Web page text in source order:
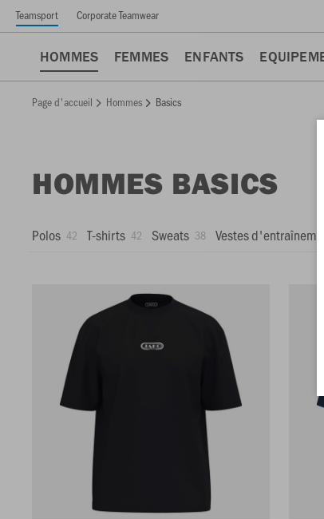
Teamsport Corporate Teamwear
HOMMES FEMMES ENFANTS
Page d'accueil Hommes Basics
HOMMES BASICS
Polos 42 T-shirts 42 Sweats 38 Vestes d'entraînement